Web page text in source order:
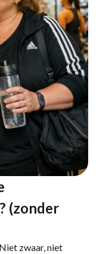
(zonder
zwaar, niet